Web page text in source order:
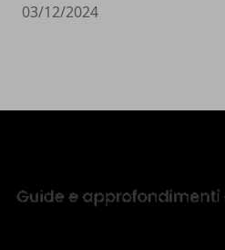
03/12/2024